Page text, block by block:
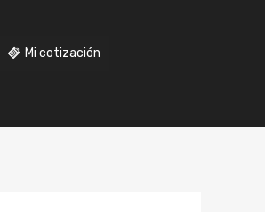
Mi cotización